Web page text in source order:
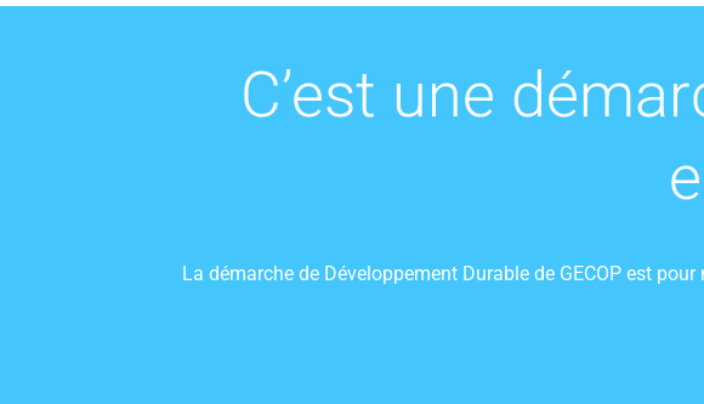
C’est une
La démarche de Développement Durable de GECOP est